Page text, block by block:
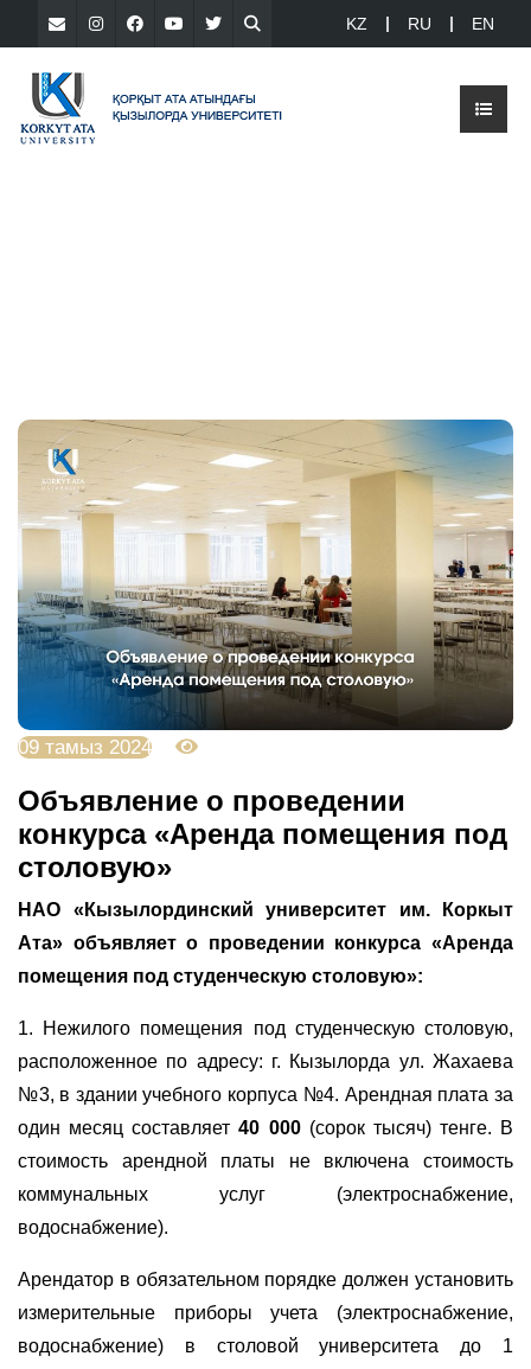
KZ RU EN
09 тамыз 2024
Объявление о проведении
конкурса «Аренда помещения под
столовую»
НАО «Кызылординский университет им. Коркыт
Ата» объявляет о проведении конкурса «Аренда
помещения под студенческую столовую»:
1. Нежилого помещения под студенческуюстоловую,
расположенное по адресу: г. Кызылорда ул. Жахаева
№3, в здании учебного корпуса №4. Арендная плата за
один месяц составляет40 000(сорок тысяч) тенге. В
стоимость арендной платы не включена стоимость
коммунальных услуг (электроснабжение,
водоснабжение).
Арендатор в обязательном порядке должен установить
измерительные приборы учета (электроснабжение,
водоснабжение) в столовой университета
до 1